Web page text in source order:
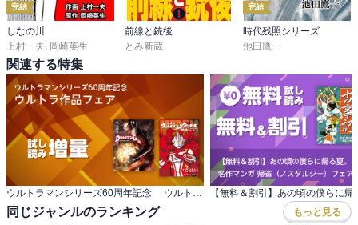
完結
しなの川
上村一夫 岡崎英生
前線と銃後
とみ新蔵
完結
時代残照シリーズ
池田鷹一
関連する特集
同じジャンルのランキング もっと見る